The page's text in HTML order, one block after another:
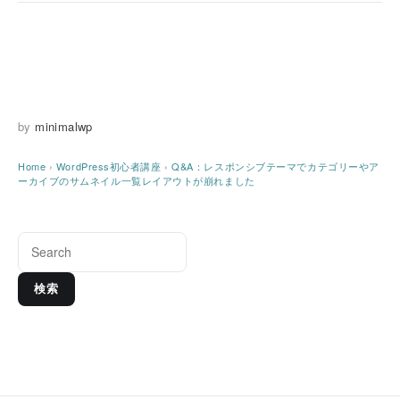
by minimalwp
Home › WordPress初心者講座 ›Q&A：レスポンシブテーマでカテゴリーやア
ーカイブのサムネイル一覧レイアウトが崩れました
検索